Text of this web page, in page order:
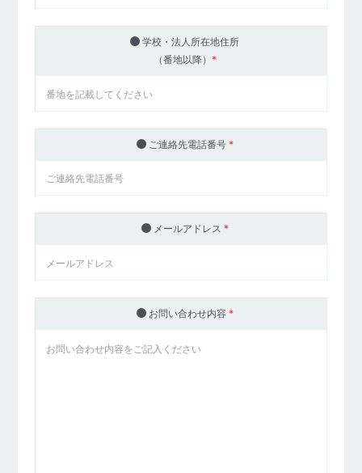
学校・法人所在地住所
（番地以降） *
ご連絡先電話番号 *
メールアドレス *
お問い合わせ内容 *